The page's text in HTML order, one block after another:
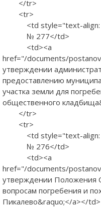
</tr>
<tr>
<td style="text-align:
№ 277</td>
<td><a
href="/documents/
утверждении
предоставлению
участка земли для
общественного
</tr>
<tr>
<td style="text-align:
№ 276</td>
<td><a
href="/documents/
утверждении Положения
вопросам погребения и
Пикалево&raquo;</a></td>